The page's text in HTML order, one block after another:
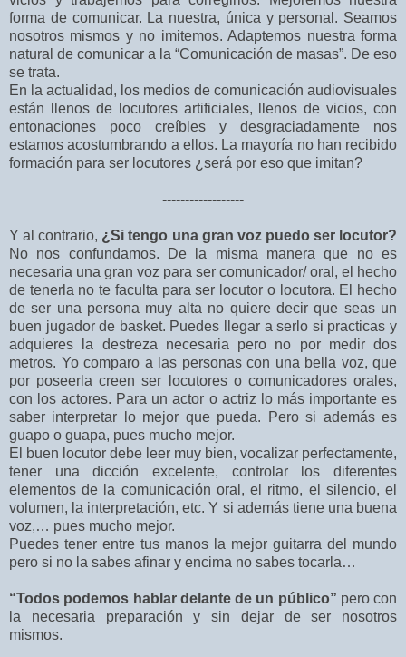
forma de comunicar. La nuestra, única y personal. Seamos
nosotros mismos y no imitemos. Adaptemos nuestra forma
natural de comunicar a la “Comunicación de masas”. De eso
se trata.
En la actualidad, los medios de comunicación audiovisuales
están llenos de locutores artificiales, llenos de vicios, con
entonaciones poco creíbles y desgraciadamente nos
estamos acostumbrando a ellos. La mayoría no han recibido
formación para ser locutores ¿será por eso que imitan?
------------------
Y al contrario, ¿Si tengo una gran voz puedo ser locutor?
No nos confundamos. De la misma manera que no es
necesaria una gran voz para ser comunicador/ oral, el hecho
de tenerla no te faculta para ser locutor o locutora. El hecho
de ser una persona muy alta no quiere decir que seas un
buen jugador de basket. Puedes llegar a serlo si practicas y
adquieres la destreza necesaria pero no por medir dos
metros. Yo comparo a las personas con una bella voz, que
por poseerla creen ser locutores o comunicadores orales,
con los actores. Para un actor o actriz lo más importante es
saber interpretar lo mejor que pueda. Pero si además es
guapo o guapa, pues mucho mejor.
El buen locutor debe leer muy bien, vocalizar perfectamente,
tener una dicción excelente, controlar los diferentes
elementos de la comunicación oral, el ritmo, el silencio, el
volumen, la interpretación, etc. Y si además tiene una buena
voz,… pues mucho mejor.
Puedes tener entre tus manos la mejor guitarra del mundo
pero si no la sabes afinar y encima no sabes tocarla…
“Todos podemos hablar delante de un público” pero con
la necesaria preparación y sin dejar de ser nosotros
mismos.